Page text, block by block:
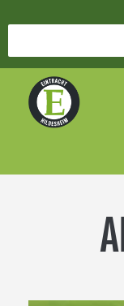
Dauerkarte für